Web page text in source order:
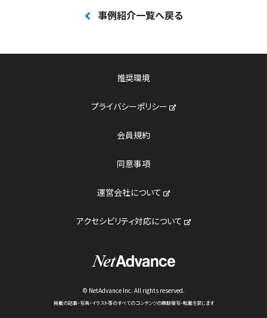
事例紹介一覧へ戻る
推奨環境
プライバシーポリシー 新しいウィンドウで開く
会員規約
同意事項
運営会社について 新しいウィンドウで開く
アクセシビリティ対応について 新しいウィンドウで開
© NetAdvance Inc. All rights reserved.
掲載の記事・写真・イラスト等のすべてのコンテンツの無断複写・転載を禁じます